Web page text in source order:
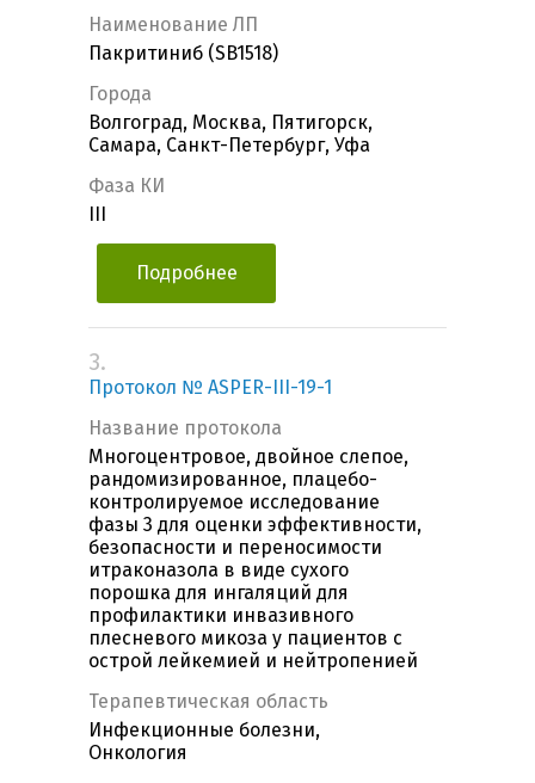
Наименование ЛП
Пакритиниб (SB1518)
Города
Волгоград, Москва, Пятигорск,
Самара, Санкт-Петербург, Уфа
Фаза КИ
Подробнее
3.
Протокол № ASPER-III-19-1
Название протокола
Многоцентровое, двойное слепое,
рандомизированное, плацебо-
контролируемое исследование
фазы 3 для оценки эффективности,
безопасности и переносимости
итраконазола в виде сухого
порошка для ингаляций для
профилактики инвазивного
плесневого микоза у пациентов с
острой лейкемией и нейтропенией
Терапевтическая область
Инфекционные болезни,
Онкология